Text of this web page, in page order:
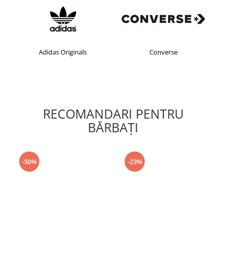
Adidas Originals Converse
RECOMANDARI PENTRU
BĂRBAŢI
-50% -23%